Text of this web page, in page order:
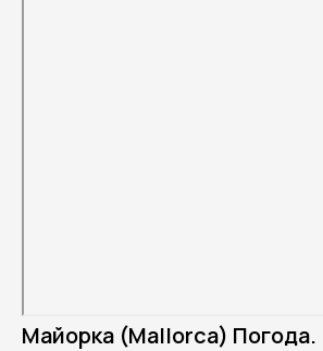
Майорка (Mallorca) Погода.